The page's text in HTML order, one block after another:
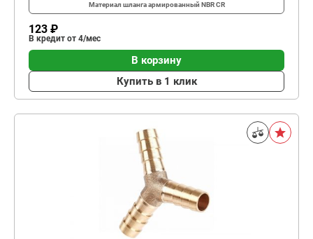
Материал шлангаармированный NBR CR
123 ₽
В кредит от 4/мес
В корзину
Купить в 1 клик